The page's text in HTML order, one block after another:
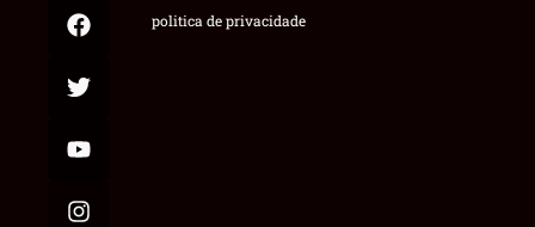
politica de privacidade